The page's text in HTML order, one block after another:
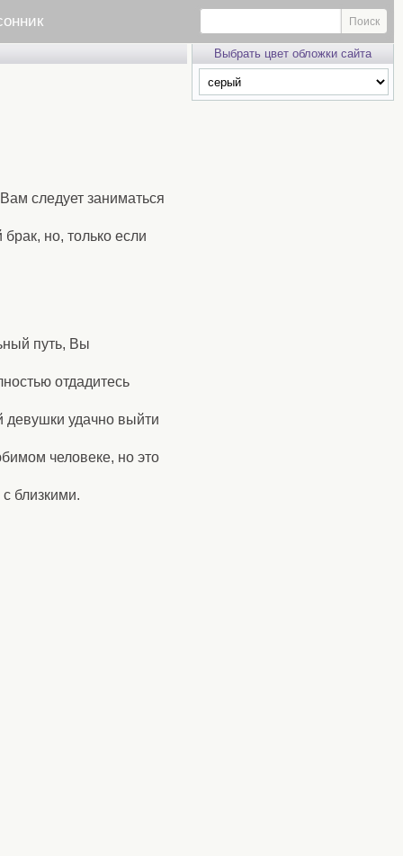
следует заниматься
но, только если
путь, Вы
отдадитесь
девушки удачно выйти
человеке, но это
близкими.
Выбрать цвет обложки сайта